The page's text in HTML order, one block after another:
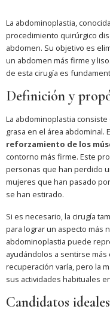
La abdominoplastia,
procedimiento quirúrgico
abdomen. Su objetivo es
un abdomen más firme y
de esta cirugía es
Definición y
La abdominoplastia
grasa en el área abdominal.
reforzamiento de los
contorno más firme. Este
personas que han perdido
mujeres que han pasado
se han estirado.
Si es necesario, la cirugía
para lograr un aspecto más
abdominoplastia puede
ayudándolos a sentirse
recuperación varía, pero la
sus actividades habituales
Candidatos